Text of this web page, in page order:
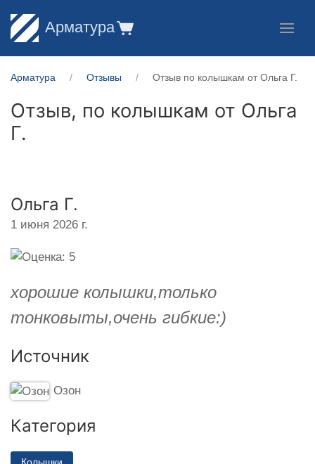
Арматура
Арматура Отзывы Отзыв по колышкам от Ольга Г.
Отзыв, по колышкам от Ольга
Г.
Ольга Г.
1 июня 2026 г.
хорошие колышки,только
тонковыты,очень гибкие:)
Источник
Озон
Категория
Колышки